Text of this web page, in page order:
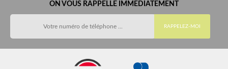
ON VOUS RAPPELLE IMMEDIATEMENT